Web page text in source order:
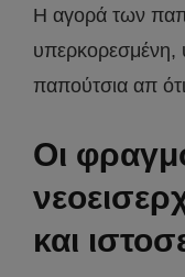
Η αγορά των
υπερκορεσμένη,
παπούτσια απ
Οι
και